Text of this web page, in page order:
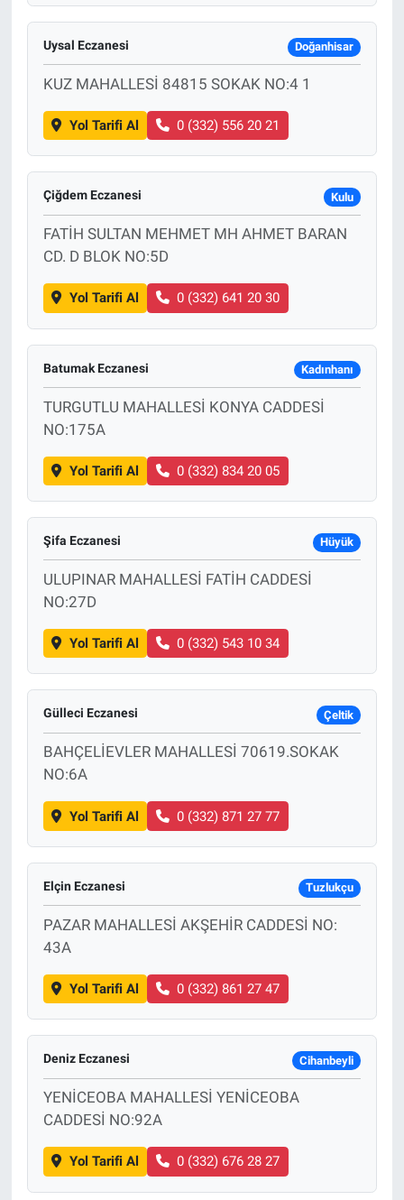
Uysal Eczanesi Doğanhisar
KUZ MAHALLESİ 84815 SOKAK NO:4 1
Yol Tarifi Al 0 (332) 556 20 21
Çiğdem Eczanesi Kulu
FATİH SULTAN MEHMET MH AHMET BARAN
CD. D BLOK NO:5D
Yol Tarifi Al 0 (332) 641 20 30
Batumak Eczanesi Kadınhanı
TURGUTLU MAHALLESİ KONYA CADDESİ
NO:175A
Yol Tarifi Al 0 (332) 834 20 05
Şifa Eczanesi Hüyük
ULUPINAR MAHALLESİ FATİH CADDESİ
NO:27D
Yol Tarifi Al 0 (332) 543 10 34
Gülleci Eczanesi Çeltik
BAHÇELİEVLER MAHALLESİ 70619.SOKAK
NO:6A
Yol Tarifi Al 0 (332) 871 27 77
Elçin Eczanesi Tuzlukçu
PAZAR MAHALLESİ AKŞEHİR CADDESİ NO:
43A
Yol Tarifi Al 0 (332) 861 27 47
Deniz Eczanesi Cihanbeyli
YENİCEOBA MAHALLESİ YENİCEOBA
CADDESİ NO:92A
Yol Tarifi Al 0 (332) 676 28 27